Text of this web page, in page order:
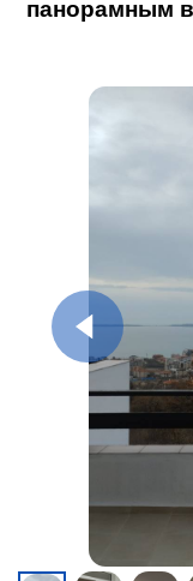
панорамным